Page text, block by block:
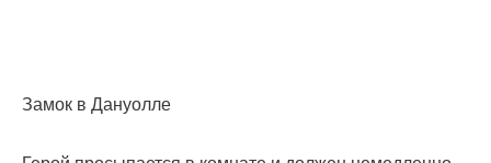
Замок в Дануолле